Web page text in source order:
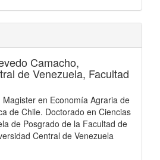
Camacho,
de Venezuela, Facultad
en Economía Agraria de
de Chile. Doctorado en Ciencias
de Posgrado de la Facultad de
Central de Venezuela